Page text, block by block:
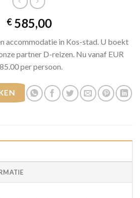
€585,00
accommodatie in Kos-stad. U boekt
partner D-reizen. Nu vanaf EUR
per persoon.